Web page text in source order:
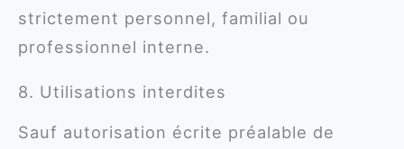
strictement personnel, familial ou
professionnel interne.
8. Utilisations interdites
Sauf autorisation écrite préalable de